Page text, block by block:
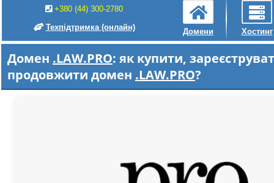
+380 (44) 300-2780
Техпідтримка (онлайн) Домени Хостинг
Домен .LAW.PRO: як купити,
продовжити домен .LAW.PRO?